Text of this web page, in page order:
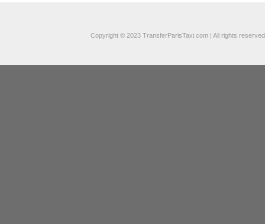
Copyright © 2023 TransferParisTaxi.com | All rights reserved